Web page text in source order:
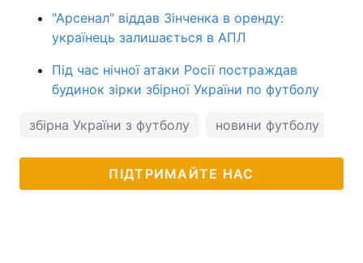
"Арсенал" віддав Зінченка в оренду:
українець залишається в АПЛ
Під час нічної атаки Росії постраждав
будинок зірки збірної України по футболу
збірна України з футболу новини футболу
ПІДТРИМАЙТЕ НАС